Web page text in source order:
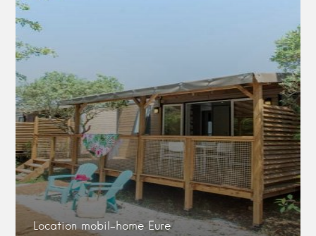
Location mobil-home Eure